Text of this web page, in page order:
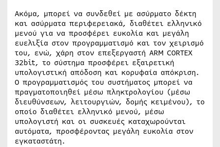
Ακόμα, μπορεί να συνδεθεί με ασύρματο δέκτη
και ασύρματα περιφερειακά, διαθέτει ελληνικό
μενού για να προσφέρει ευκολία και μεγάλη
ευελιξία στον προγραμματισμό και τον χειρισμό
του, ενώ, χάρη στον επεξεργαστή ARM CORTEX
32bit, το σύστημα προσφέρει εξαιρετική
υπολογιστική απόδοση και κορυφαία απόκριση.
Ο προγραμματισμός του συστήματος μπορεί να
πραγματοποιηθεί μέσω πληκτρολογίου (μέσω
διευθύνσεων, λειτουργιών, δομής κειμένου), το
οποίο διαθέτει ελληνικό μενού, μέσω
υπολογιστή και οι συσκευές καταχωρούνται
αυτόματα, προσφέροντας μεγάλη ευκολία στον
εγκαταστάτη.